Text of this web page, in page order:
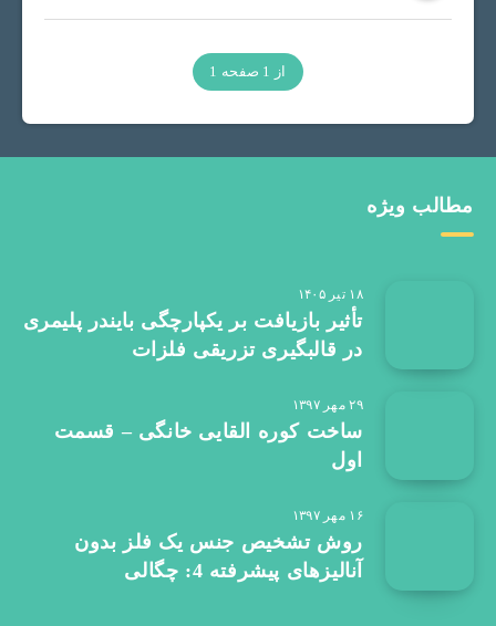
از 1 صفحه 1
مطالب ویژه
۱۸ تیر ۱۴۰۵
تأثیر بازیافت بر یکپارچگی بایندر پلیمری
در قالبگیری تزریقی فلزات
۲۹ مهر ۱۳۹۷
ساخت کوره القایی خانگی – قسمت
اول
۱۶ مهر ۱۳۹۷
روش تشخیص جنس یک فلز بدون
آنالیزهای پیشرفته 4: چگالی